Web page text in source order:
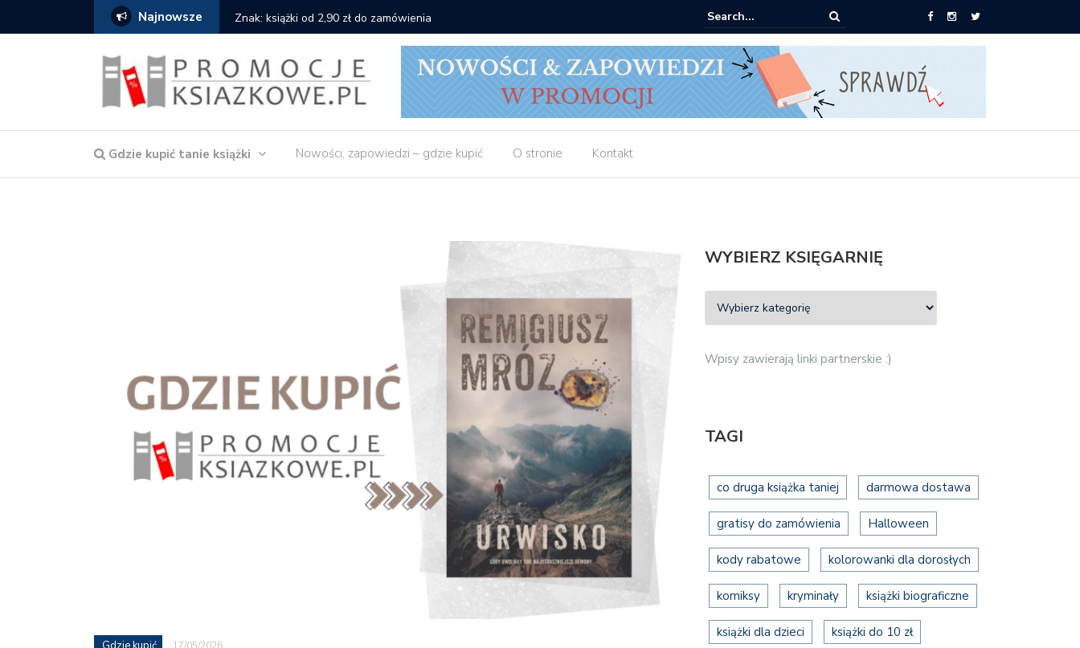
Najnowsze Znak: książki od 2,90 zł do zamówienia Matras: 10 książek za 69 zł
Gdzie kupić tanie książki Nowości, zapowiedzi – gdzie kupić O stronie Kontakt
17/05/2026
WYBIERZ KSIĘGARNIĘ
Wpisy zawierają linki partnerskie :)
TAGI
co druga książka taniej darmowa dostawa
gratisy do zamówienia Halloween
kody rabatowe kolorowanki dla dorosłych
komiksy kryminały książki biograficzne
książki dla dzieci książki do 10 zł